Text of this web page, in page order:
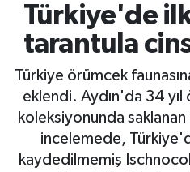
Türkiye'de
tarantula
Türkiye örümcek
eklendi. Aydın'da 34
koleksiyonunda
incelemede,
kaydedilmemiş
Tüm Manşetler
Son Dakika Haberleri
Haber Arşivi